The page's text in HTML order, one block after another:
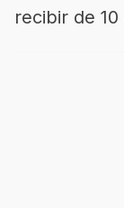
recibir de